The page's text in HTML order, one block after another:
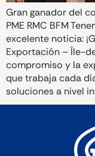
Gran ganador del
PME RMC BFM
excelente noticia:
Exportación – Île-
compromiso y la
que trabaja cada
soluciones a nivel